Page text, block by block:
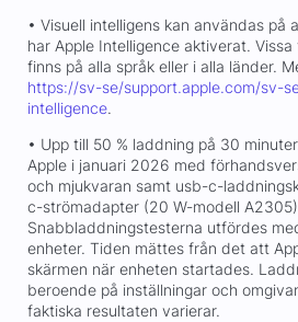
• Visuell intelligens kan användas på
har Apple Intelligence aktiverat.
finns på alla språk eller i alla länder.
https://sv-se/support.apple.com/sv-
intelligence.
• Upp till 50 % laddning på 30
Apple i januari 2026 med
och mjukvaran samt usb-c-
c-strömadapter (20 W-modell
Snabbladdningstesterna utfördes
enheter. Tiden mättes från det att
skärmen när enheten startades.
beroende på inställningar och
faktiska resultaten varierar.